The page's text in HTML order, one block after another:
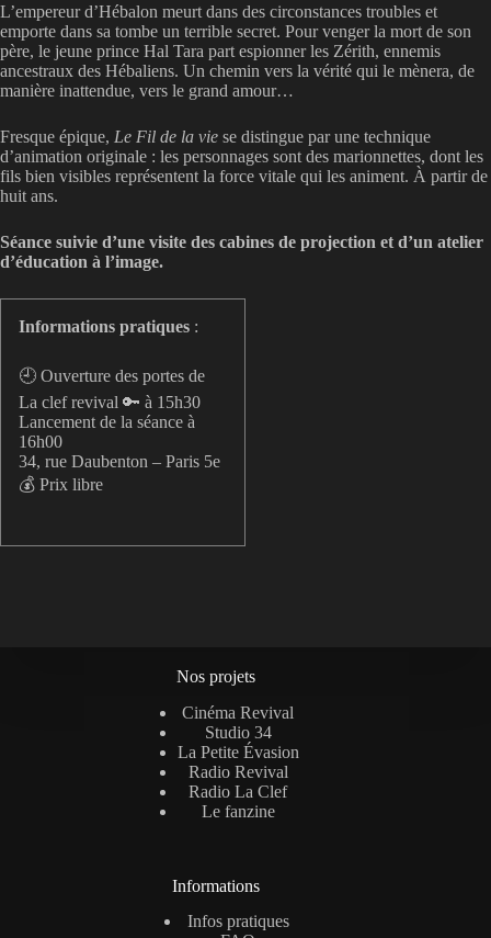
L’empereur d’Hébalon meurt dans des circonstances troubles et
emporte dans sa tombe un terrible secret. Pour venger la mort de son
père, le jeune prince Hal Tara part espionner les Zérith, ennemis
ancestraux des Hébaliens. Un chemin vers la vérité qui le mènera, de
manière inattendue, vers le grand amour…
Fresque épique, Le Fil de la vie se distingue par une technique
d’animation originale : les personnages sont des marionnettes, dont les
fils bien visibles représentent la force vitale qui les animent. À partir de
huit ans.
Séance suivie d’une visite des cabines de projection et d’un atelier
d’éducation à l’image.
Informations pratiques :
🕘 Ouverture des portes de
La clef revival 🔑 à 15h30
Lancement de la séance à
16h00
34, rue Daubenton – Paris 5e
💰 Prix libre
Nos projets
Cinéma Revival
Studio 34
La Petite Évasion
Radio Revival
Radio La Clef
Le fanzine
Informations
Infos pratiques